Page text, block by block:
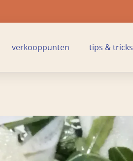
verkooppunten tips & tricks